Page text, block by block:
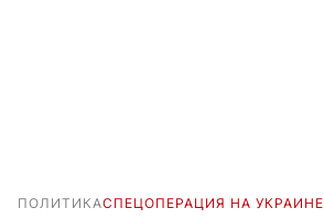
ПОЛИТИКАСПЕЦОПЕРАЦИЯ НА УКРАИНЕ